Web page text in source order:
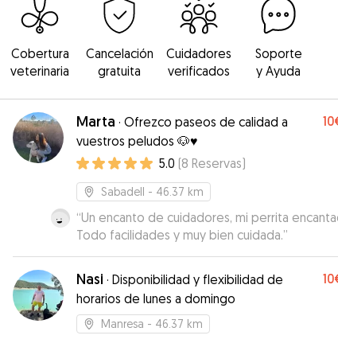
Cobertura
veterinaria
Cancelación
gratuita
Cuidadores
verificados
Soporte
y Ayuda
Marta · Ofrezco paseos de calidad a
vuestros peludos 🐶♥️
5.0 (8 Reservas)
Sabadell - 46.37 km
“Un encanto de cuidadores, mi perrita
Todo facilidades y muy bien cuidada.”
Nasi · Disponibilidad y flexibilidad de
horarios de lunes a domingo
Manresa - 46.37 km